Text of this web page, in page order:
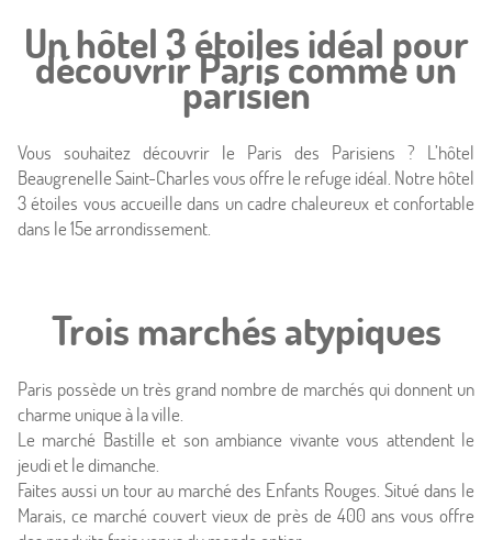
Accueil
Hôtel & Services
Chambres
Offres
Situation
À proximité
Conciergerie
Actualités
Un hôtel 3 étoiles idéal pour
découvrir Paris comme un
parisien
Vous souhaitez découvrir le Paris des Parisiens ? L’hôtel
Beaugrenelle Saint-Charles vous offre le refuge idéal. Notre hôtel
3 étoiles vous accueille dans un cadre chaleureux et confortable
dans le 15e arrondissement.
Trois marchés atypiques
Paris possède un très grand nombre de marchés qui donnent un
charme unique à la ville.
Le marché Bastille et son ambiance vivante vous attendent le
jeudi et le dimanche.
Faites aussi un tour au marché des Enfants Rouges. Situé dans le
Marais, ce marché couvert vieux de près de 400 ans vous offre